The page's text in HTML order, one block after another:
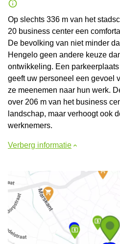
Op slechts 336 m van het
20 business center een
De bevolking van niet minder
Hengelo geen andere keuze
ontwikkeling. Een
geeft uw personeel een gevoel
ze meenemen naar hun werk.
over 206 m van het business
landschap, maar verhoogt ook
werknemers.
Verberg informatie